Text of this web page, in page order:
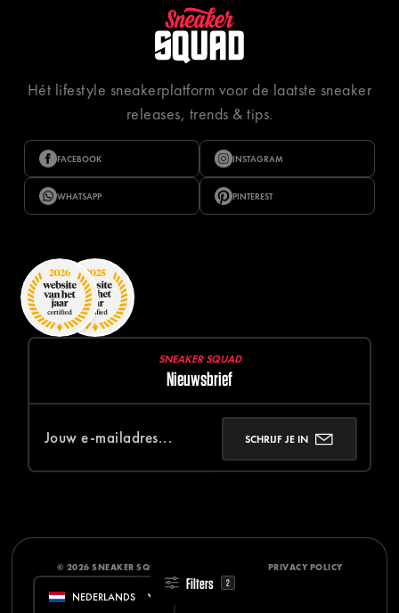
Filters 2
Hét lifestyle sneakerplatform voor de laatste sneaker
releases, trends & tips.
FACEBOOK INSTAGRAM
WHATSAPP PINTEREST
SNEAKER SQUAD
Nieuwsbrief
SCHRIJF JE IN
© 2026 SNEAKER SQUAD PRIVACY POLICY
NEDERLANDS